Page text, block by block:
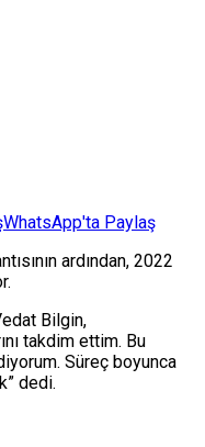
WhatsApp'ta Paylaş
ardından, 2022
Bilgin,
takdim ettim. Bu
Süreç boyunca
dedi.